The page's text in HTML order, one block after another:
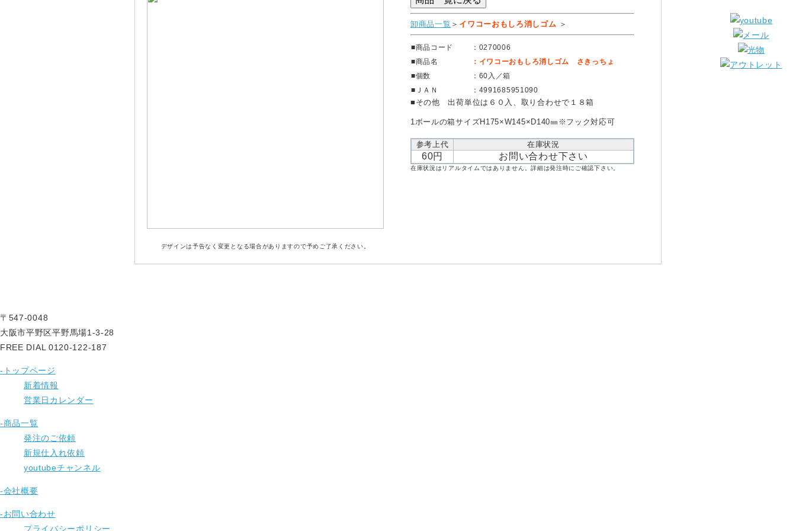
デザインは予告なく変更となる場合がありますので予めご了承ください。
卸商品一覧 ＞ イワコーおもしろ消しゴム ＞
■商品コード
：0270006
■商品名
：イワコーおもしろ消しゴム さきっちょ
■個数
：60入／箱
■ＪＡＮ
：4991685951090
■その他 出荷単位は６０入、取り合わせで１８箱
1ボールの箱サイズH175×W145×D140㎜※フック対応可
参考上代 在庫状況
60円 お問い合わせ下さい
在庫状況はリアルタイムではありません。詳細は発注時にご確認下さい。
〒547-0048
大阪市平野区平野馬場1-3-28
FREE DIAL 0120-122-187
-トップページ
新着情報
営業日カレンダー
-商品一覧
発注のご依頼
新規仕入れ依頼
youtubeチャンネル
-会社概要
-お問い合わせ
プライバシーポリシー